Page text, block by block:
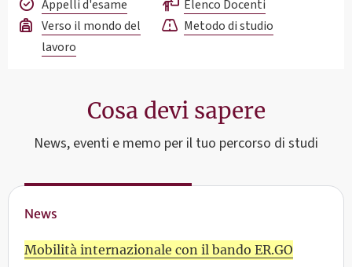
Appelli d'esame
Elenco Docenti
Verso il mondo del
lavoro
Metodo di studio
Cosa devi sapere
News, eventi e memo per il tuo percorso di studi
News
Mobilità internazionale con il bando ER.GO